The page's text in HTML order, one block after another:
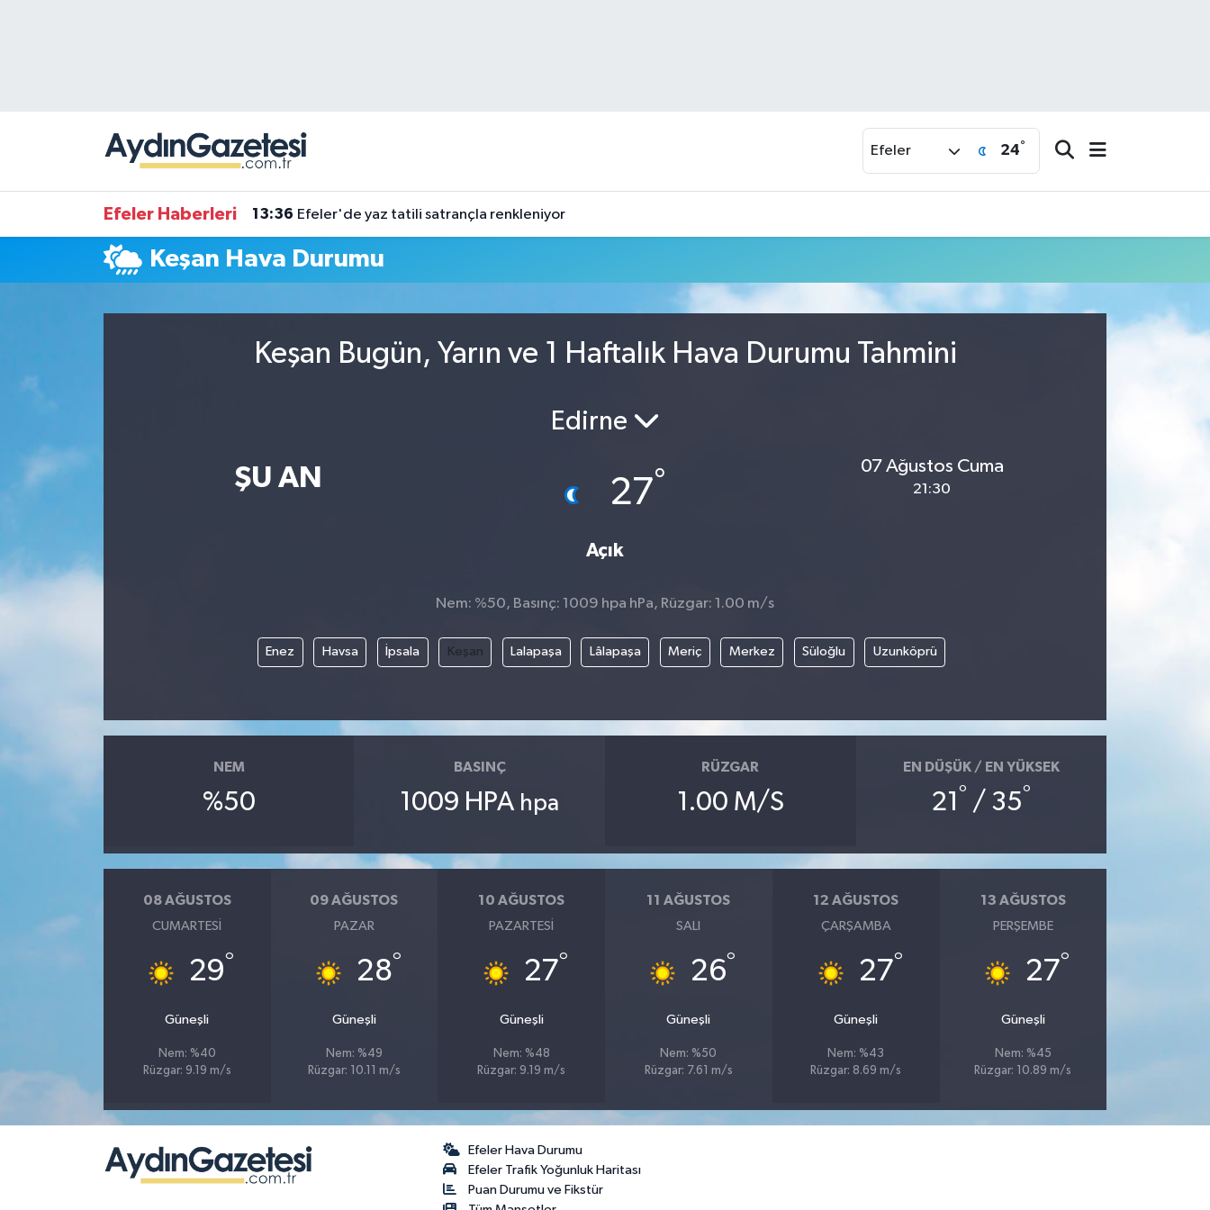
Efeler 24°
Efeler Haberleri 13:36 Efeler'de yaz tatili satrançla renkleniyor
Keşan Hava Durumu
Keşan Bugün, Yarın ve 1 Haftalık Hava Durumu Tahmini
ŞU AN
Edirne
27°
Açık
07 Ağustos Cuma
21:30
Nem: %50, Basınç: 1009 hpa hPa, Rüzgar: 1.00 m/s
Enez Havsa İpsala Keşan Lalapaşa Lâlapaşa Meriç Merkez Süloğlu Uzunköprü
NEM
%50
BASINÇ
1009 HPA hpa
RÜZGAR
1.00 M/S
EN DÜŞÜK / EN YÜKSEK
21° / 35°
08 AĞUSTOS
CUMARTESI
29°
Güneşli
Nem: %40
Rüzgar: 9.19 m/s
09 AĞUSTOS
PAZAR
28°
Güneşli
Nem: %49
Rüzgar: 10.11 m/s
10 AĞUSTOS
PAZARTESI
27°
Güneşli
Nem: %48
Rüzgar: 9.19 m/s
11 AĞUSTOS
SALI
26°
Güneşli
Nem: %50
Rüzgar: 7.61 m/s
12 AĞUSTOS
ÇARŞAMBA
27°
Güneşli
Nem: %43
Rüzgar: 8.69 m/s
13 AĞUSTOS
PERŞEMBE
27°
Güneşli
Nem: %45
Rüzgar: 10.89 m/s
Efeler Hava Durumu
Efeler Trafik Yoğunluk Haritası
Puan Durumu ve Fikstür
Süper Lig Puan Durumu ve Fikstür
Tüm Manşetler
Son Dakika Haberleri